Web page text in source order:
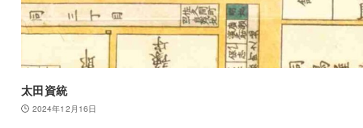
太田資統
2024年12月16日